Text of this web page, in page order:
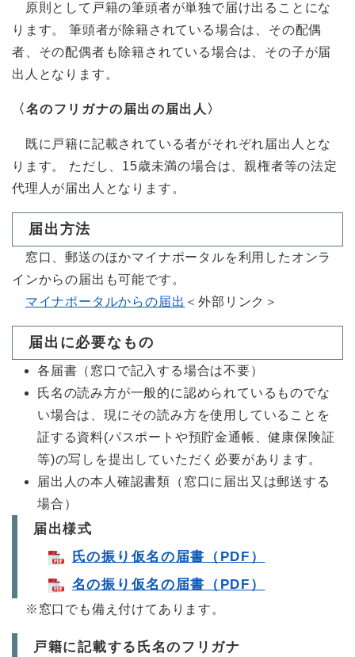
原則として戸籍の筆頭者が単独で届け出ることにな
ります。 筆頭者が除籍されている場合は、その配偶
者、その配偶者も除籍されている場合は、その子が届
出人となります。
〈名のフリガナの届出の届出人〉
既に戸籍に記載されている者がそれぞれ届出人とな
ります。 ただし、15歳未満の場合は、親権者等の法定
代理人が届出人となります。
届出方法
窓口、郵送のほかマイナポータルを利用したオンラ
インからの届出も可能です。
マイナポータルからの届出 ＜外部リンク＞
届出に必要なもの
各届書（窓口で記入する場合は不要）
氏名の読み方が一般的に認められているものでな
い場合は、現にその読み方を使用していることを
証する資料(パスポートや預貯金通帳、健康保険証
等)の写しを提出していただく必要があります。
届出人の本人確認書類（窓口に届出又は郵送する
場合）
届出様式
氏の振り仮名の届書（PDF）
名の振り仮名の届書（PDF）
※窓口でも備え付けてあります。
戸籍に記載する氏名のフリガナ